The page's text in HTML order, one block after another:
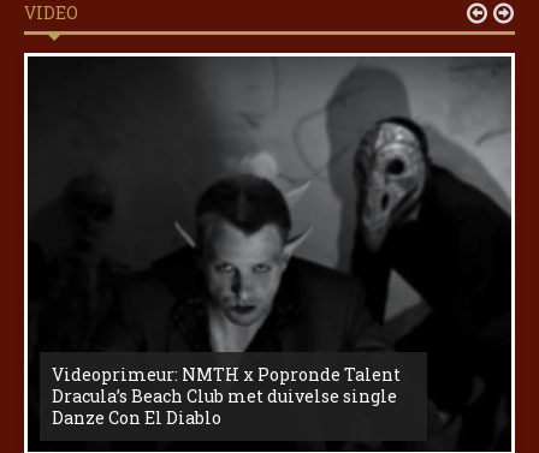
VIDEO
Videoprimeur: NMTH x Popronde Talent
Dracula’s Beach Club met duivelse single
Danze Con El Diablo
 